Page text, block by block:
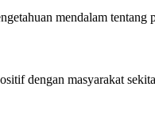
mendalam tentang
dengan masyarakat